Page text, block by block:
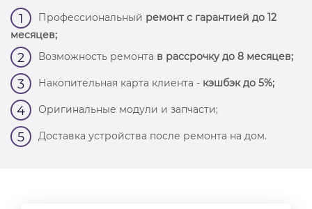
1 Профессиональный ремонт с гарантией до 12
месяцев;
2 Возможность ремонта в рассрочку до 8 месяцев;
3 Накопительная карта клиента - кэшбэк до 5%;
4 Оригинальные модули и запчасти;
5 Доставка устройства после ремонта на дом.